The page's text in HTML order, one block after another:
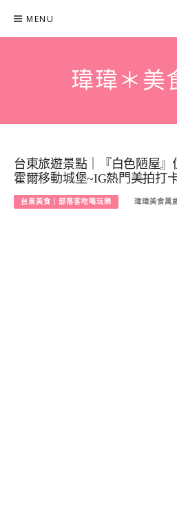
content
MENU
瑋瑋＊美
台東旅遊景點｜『白色陋屋
霍爾移動城堡~IG熱門美拍打
台東美食｜部落客吃喝玩樂 瑋瑋美食萬